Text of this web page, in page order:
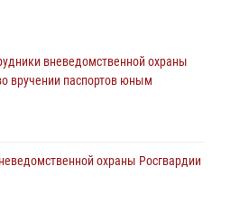
ОМОН и СОБР Росгвардии
лиц, причастных к мошенничеству
охраны
находящийся в розыске
вневедомственной охраны
вручении паспортов юным
охраны Росгвардии